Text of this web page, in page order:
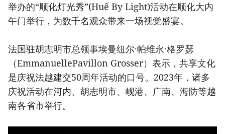
举办的“顺化灯光秀”(Huế By Light)活动在顺化大内
午门举行，为数千名观众带来一场视觉盛宴。
法国驻胡志明市总领事埃曼纽尔·帕维永·格罗瑟
（EmmanuellePavillon Grosser）表示，共享文化
是庆祝法越建交50周年活动的口号。2023年，诸多
庆祝活动在河内、胡志明市、岘港、广南、海防等越
南各省市举行。